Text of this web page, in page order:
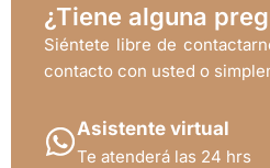
¿Tiene alguna
Siéntete libre de
contacto con usted o
Asistente virtual
Te atenderá las 24 hrs